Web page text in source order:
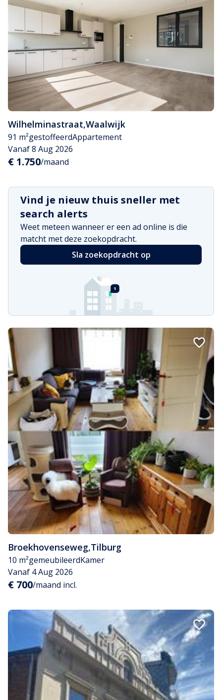
Wilhelminastraat,Waalwijk
91 m²gestoffeerdAppartement
Vanaf 8 Aug 2026
€ 1.750/maand
Vind je nieuw thuis sneller met
search alerts
Weet meteen wanneer er een ad online is die
matcht met deze zoekopdracht.
Sla zoekopdracht op
Broekhovenseweg,Tilburg
10 m²gemeubileerdKamer
Vanaf 4 Aug 2026
€ 700/maand incl.